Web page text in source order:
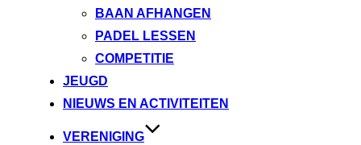
BAAN AFHANGEN
PADEL LESSEN
COMPETITIE
JEUGD
NIEUWS EN ACTIVITEITEN
VERENIGING